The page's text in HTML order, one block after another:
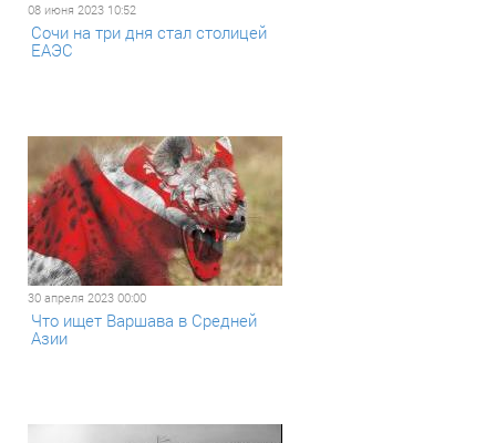
08 июня 2023 10:52
Сочи на три дня стал столицей
ЕАЭС
30 апреля 2023 00:00
Что ищет Варшава в Средней
Азии